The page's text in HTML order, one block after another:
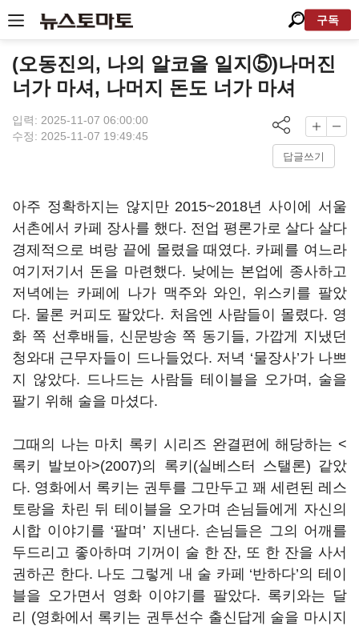
구독
(오동진의, 나의 알코올 일지⑤)나머진
너가 마셔, 나머지 돈도 너가 마셔
입력: 2025-11-07 06:00:00
수정: 2025-11-07 19:49:45
답글쓰기
아주 정확하지는 않지만 2015~2018년 사이에 서울
서촌에서 카페 장사를 했다. 전업 평론가로 살다 살다
경제적으로 벼랑 끝에 몰렸을 때였다. 카페를 여느라
여기저기서 돈을 마련했다. 낮에는 본업에 종사하고
저녁에는 카페에 나가 맥주와 와인, 위스키를 팔았
다. 물론 커피도 팔았다. 처음엔 사람들이 몰렸다. 영
화 쪽 선후배들, 신문방송 쪽 동기들, 가깝게 지냈던
청와대 근무자들이 드나들었다. 저녁 ‘물장사’가 나쁘
지 않았다. 드나드는 사람들 테이블을 오가며, 술을
팔기 위해 술을 마셨다.
그때의 나는 마치 록키 시리즈 완결편에 해당하는 <
록키 발보아>(2007)의 록키(실베스터 스탤론) 같았
다. 영화에서 록키는 권투를 그만두고 꽤 세련된 레스
토랑을 차린 뒤 테이블을 오가며 손님들에게 자신의
시합 이야기를 ‘팔며’ 지낸다. 손님들은 그의 어깨를
두드리고 좋아하며 기꺼이 술 한 잔, 또 한 잔을 사서
권하곤 한다. 나도 그렇게 내 술 카페 ‘반하다’의 테이
블을 오가면서 영화 이야기를 팔았다. 록키와는 달
리 (영화에서 록키는 권투선수 출신답게 술을 마시지